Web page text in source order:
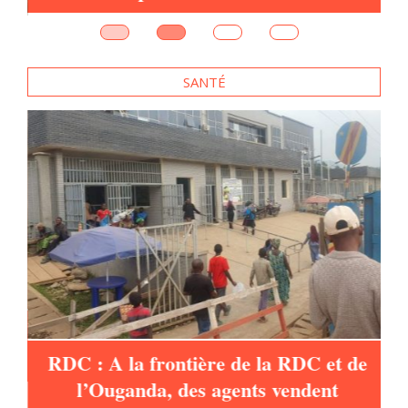
SANTÉ
RDC : A la frontière de la RDC et de
l’Ouganda, des agents vendent